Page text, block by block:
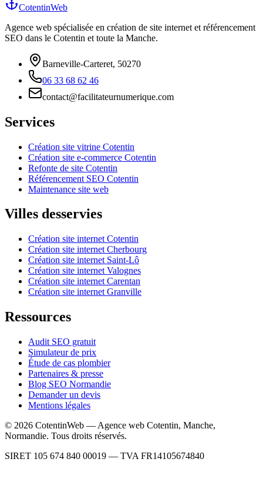
CotentinWeb
Agence web spécialisée en création de site internet et référencement
SEO dans le Cotentin et toute la Manche.
Barneville-Carteret, 50270
06 33 68 62 46
contact@facilitateurnumerique.com
Services
Création site vitrine Cotentin
Création site e-commerce Cotentin
Refonte de site Cotentin
Référencement SEO Cotentin
Maintenance site web
Villes desservies
Création site internet Cotentin
Création site internet Cherbourg
Création site internet Saint-Lô
Création site internet Valognes
Création site internet Carentan
Création site internet Granville
Ressources
Audit SEO gratuit
Simulateur de prix
Étude de cas plombier
Partenaires & presse
Blog SEO Normandie
Demander un devis
Mentions légales
© 2026 CotentinWeb — Agence web Cotentin, Manche,
Normandie. Tous droits réservés.
SIRET 105 674 840 00019 — TVA FR14105674840